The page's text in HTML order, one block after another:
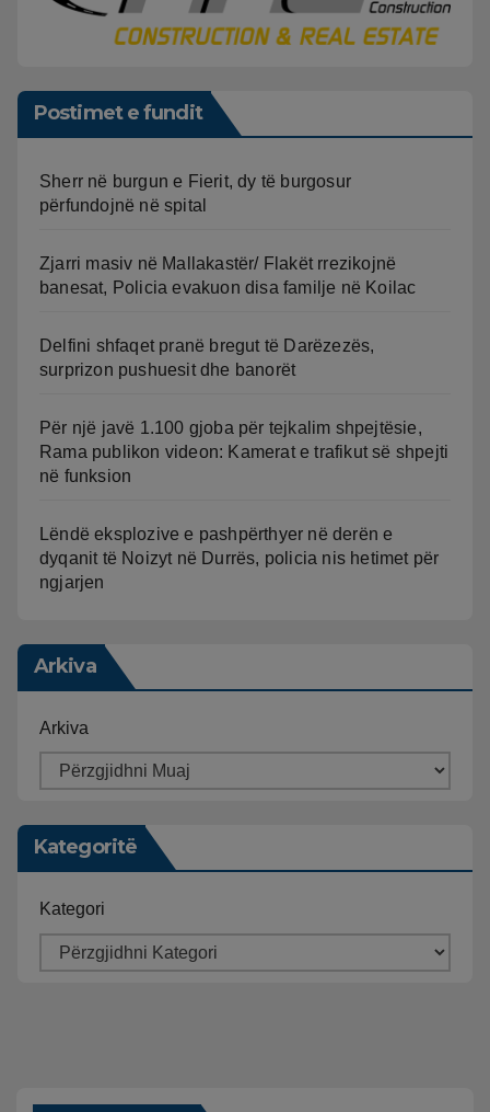
Postimet e fundit
Sherr në burgun e Fierit, dy të burgosur
përfundojnë në spital
Zjarri masiv në Mallakastër/ Flakët rrezikojnë
banesat, Policia evakuon disa familje në Koilac
Delfini shfaqet pranë bregut të Darëzezës,
surprizon pushuesit dhe banorët
Për një javë 1.100 gjoba për tejkalim shpejtësie,
Rama publikon videon: Kamerat e trafikut së shpejti
në funksion
Lëndë eksplozive e pashpërthyer në derën e
dyqanit të Noizyt në Durrës, policia nis hetimet për
ngjarjen
Arkiva
Arkiva
Kategoritë
Kategori